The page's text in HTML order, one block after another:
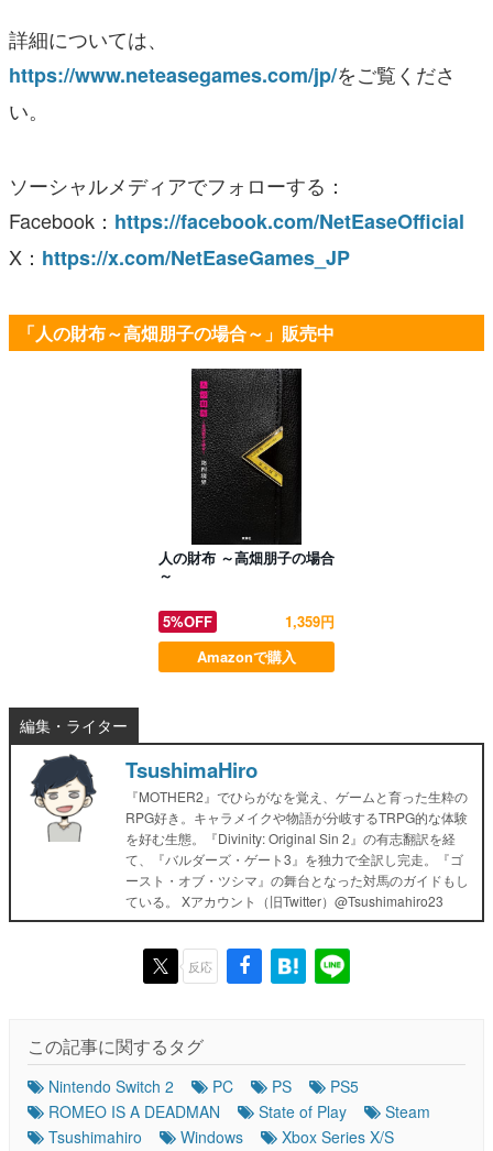
詳細については、
https://www.neteasegames.com/jp/をご覧くださ
い。
ソーシャルメディアでフォローする：
Facebook： https://facebook.com/NetEaseOfficial
X： https://x.com/NetEaseGames_JP
「人の財布～高畑朋子の場合～」販売中
人の財布 ～高畑朋子の場合
～
5%OFF
1,359円
Amazonで購入
編集・ライター
TsushimaHiro
『MOTHER2』でひらがなを覚え、ゲームと育った生粋の
RPG好き。キャラメイクや物語が分岐するTRPG的な体験
を好む生態。『Divinity: Original Sin 2』の有志翻訳を経
て、『バルダーズ・ゲート3』を独力で全訳し完走。『ゴ
ースト・オブ・ツシマ』の舞台となった対馬のガイドもし
ている。 Xアカウント（旧Twitter）@Tsushimahiro23
反応
この記事に関するタグ
Nintendo Switch 2 PC PS
PS5
ROMEO IS A DEADMAN
State of Play
Steam
Tsushimahiro
Windows Xbox Series X/S